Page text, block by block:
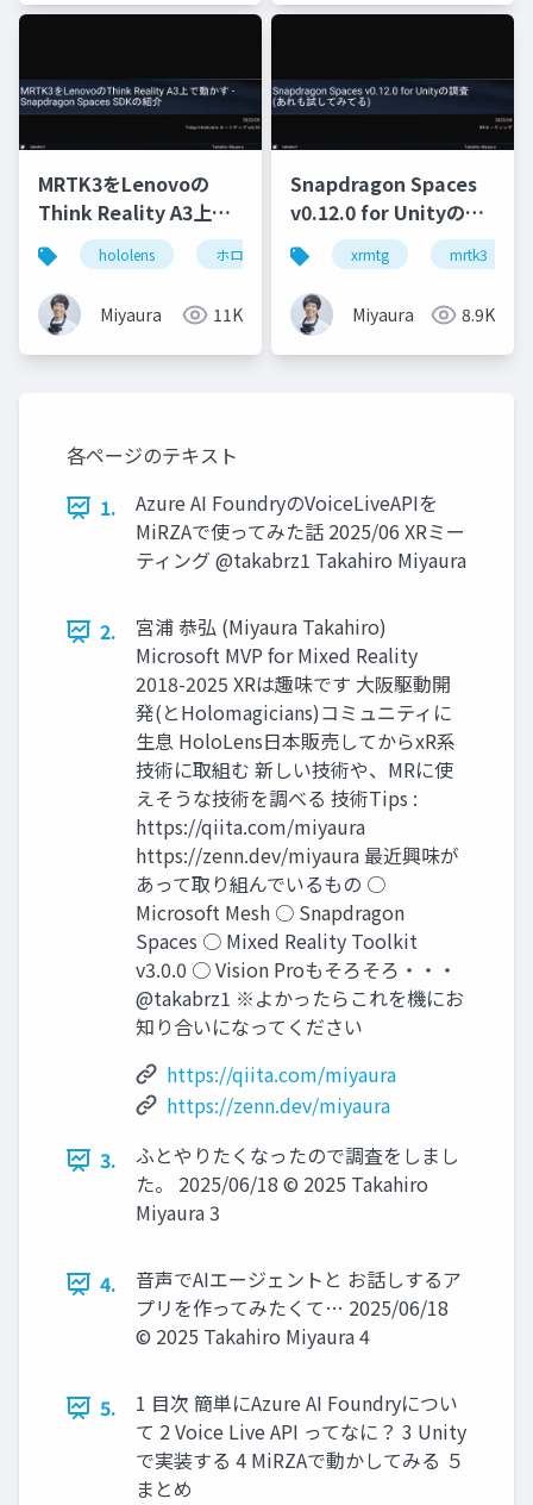
MRTK3をLenovoの
Think Reality A3上で
動かす - Snapdragon
Spaces SDKの紹介
hololens ホロマジ snapdragonspaces
Miyaura 11K
Snapdragon Spaces
v0.12.0 for Unityの調
査(あれも試してみて
る)
xrmtg mrtk3
Miyaura 8.9K
各ページのテキスト
1.
Azure AI FoundryのVoiceLiveAPIを
MiRZAで使ってみた話 2025/06 XRミー
ティング @takabrz1 Takahiro Miyaura
2.
宮浦 恭弘 (Miyaura Takahiro)
Microsoft MVP for Mixed Reality
2018-2025 XRは趣味です 大阪駆動開
発(とHolomagicians)コミュニティに
生息 HoloLens日本販売してからxR系
技術に取組む 新しい技術や、MRに使
えそうな技術を調べる 技術Tips :
https://qiita.com/miyaura
https://zenn.dev/miyaura 最近興味が
あって取り組んでいるもの ○
Microsoft Mesh ○ Snapdragon
Spaces ○ Mixed Reality Toolkit
v3.0.0 ○ Vision Proもそろそろ・・・
@takabrz1 ※よかったらこれを機にお
知り合いになってください
https://qiita.com/miyaura
https://zenn.dev/miyaura
3.
ふとやりたくなったので調査をしまし
た。 2025/06/18 © 2025 Takahiro
Miyaura 3
4.
音声でAIエージェントと お話しするア
プリを作ってみたくて… 2025/06/18
© 2025 Takahiro Miyaura 4
5.
1 目次 簡単にAzure AI Foundryについ
て 2 Voice Live API ってなに？ 3 Unity
で実装する 4 MiRZAで動かしてみる ５
まとめ